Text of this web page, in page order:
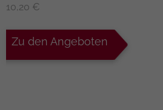
10,20 €
Zu den Angeboten
installiert. Das
um Informationen
wie Besucher eine